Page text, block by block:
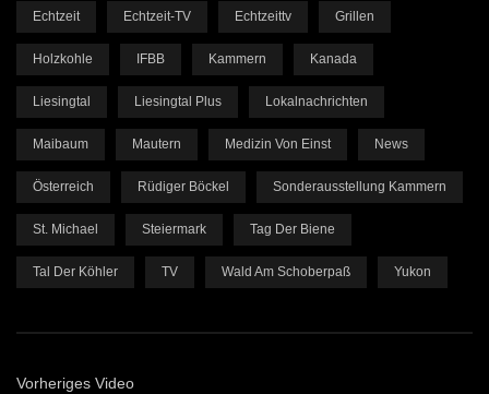
Echtzeit Echtzeit-TV Echtzeittv Grillen
Holzkohle IFBB Kammern Kanada
Liesingtal Liesingtal Plus Lokalnachrichten
Maibaum Mautern Medizin Von Einst News
Österreich Rüdiger Böckel Sonderausstellung Kammern
St. Michael Steiermark Tag Der Biene
Tal Der Köhler TV Wald Am Schoberpaß Yukon
Vorheriges Video